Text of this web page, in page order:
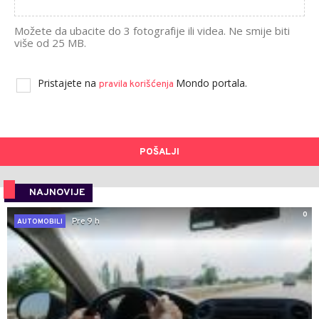
Možete da ubacite do 3 fotografije ili videa. Ne smije biti
više od 25 MB.
Pristajete na pravila korišćenja Mondo portala.
POŠALJI
NAJNOVIJE
0
AUTOMOBILI
Pre 9 h